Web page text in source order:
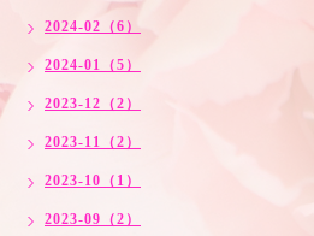
2024-02（6）
2024-01（5）
2023-12（2）
2023-11（2）
2023-10（1）
2023-09（2）